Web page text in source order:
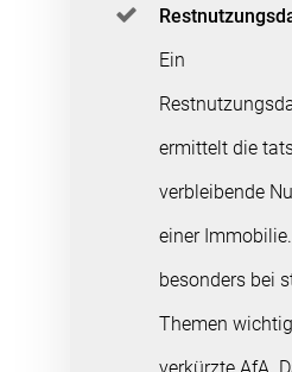
Ein
ermittelt die
verbleibende
einer
besonders bei
Themen